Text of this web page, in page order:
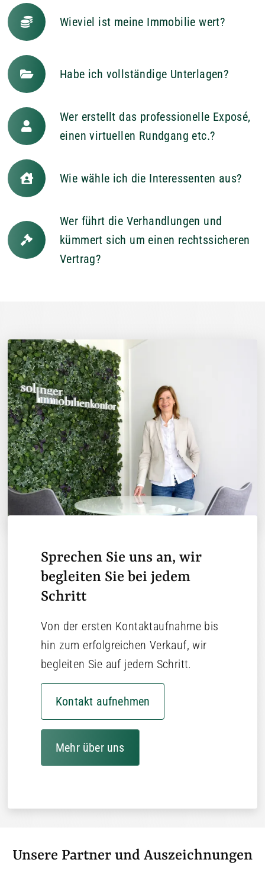
Wieviel ist meine Immobilie wert?
Habe ich vollständige Unterlagen?
Wer erstellt das professionelle Exposé,
einen virtuellen Rundgang etc.?
Wie wähle ich die Interessenten aus?
Wer führt die Verhandlungen und
kümmert sich um einen rechtssicheren
Vertrag?
Sprechen Sie uns an, wir
begleiten Sie bei jedem
Schritt
Von der ersten Kontaktaufnahme bis
hin zum erfolgreichen Verkauf, wir
begleiten Sie auf jedem Schritt.
Kontakt aufnehmen
Mehr über uns
Unsere Partner und Auszeichnungen